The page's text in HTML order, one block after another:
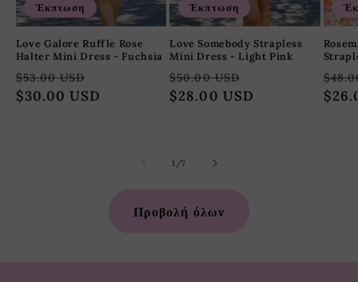
Έκπτωση
Love Galore Ruffle Rose
Halter Mini Dress - Fuchsia
Κανονική
τιμή
$53.00 USD
έκπτωσης
$30.00 USD
Έκπτωση
Love Somebody Strapless
Mini Dress - Light Pink
Κανονική
τιμή
$50.00 USD
έκπτωσης
$28.00 USD
τιμή
1 /
από
7
Προβολή όλων